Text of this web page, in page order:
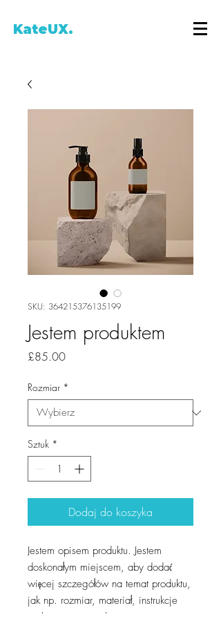
KateUX.
SKU: 364215376135199
Jestem produktem
£85.00Cena
Rozmiar *
Sztuk *
Dodaj do koszyka
Jestem opisem produktu. Jestem
doskonałym miejscem, aby dodać
więcej szczegółów na temat produktu,
jak np. rozmiar, materiał, instrukcje